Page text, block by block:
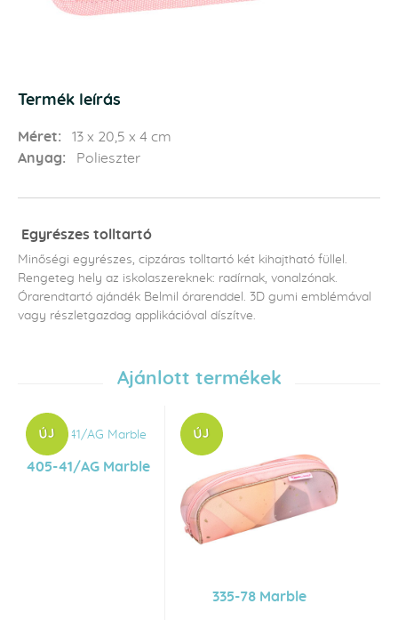
Termék leírás
Méret:
13 x 20,5 x 4 cm
Anyag:
Polieszter
Egyrészes tolltartó
Minőségi egyrészes, cipzáras tolltartó két kihajtható füllel.
Rengeteg hely az iskolaszereknek: radírnak, vonalzónak.
Órarendtartó ajándék Belmil órarenddel. 3D gumi emblémával
vagy részletgazdag applikációval díszítve.
Ajánlott termékek
405-41/AG Marble
335-78 Marble